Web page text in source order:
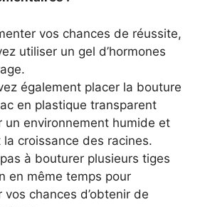
vos chances de réussite,
utiliser un gel d’hormones
également placer la bouture
en plastique transparent
un environnement humide et
croissance des racines.
pas à bouturer plusieurs tiges
en même temps pour
vos chances d’obtenir de